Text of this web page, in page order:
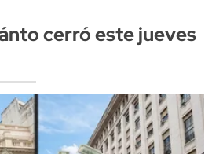
cerró este jueves